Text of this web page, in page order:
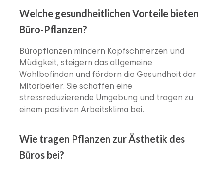
Welche gesundheitlichen Vorteile bieten
Büro-Pflanzen?
Büropflanzen mindern Kopfschmerzen und
Müdigkeit, steigern das allgemeine
Wohlbefinden und fördern die Gesundheit der
Mitarbeiter. Sie schaffen eine
stressreduzierende Umgebung und tragen zu
einem positiven Arbeitsklima bei.
Wie tragen Pflanzen zur Ästhetik des
Büros bei?